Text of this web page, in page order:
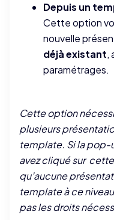
Depuis un
Cette option
nouvelle
déjà existant,
paramétrages.
Cette option
plusieurs
template. Si la pop-
avez cliqué sur
qu’aucune
template à ce
pas les droits